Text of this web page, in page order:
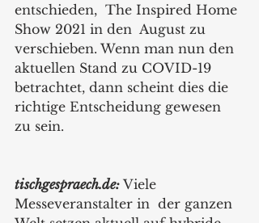
entschieden,  The Inspired Home
Show 2021 in den  August zu
verschieben. Wenn man nun den
aktuellen Stand zu COVID-19
betrachtet, dann scheint dies die
richtige Entscheidung gewesen
zu sein.
tischgespraech.de: Viele
Messeveranstalter in  der ganzen